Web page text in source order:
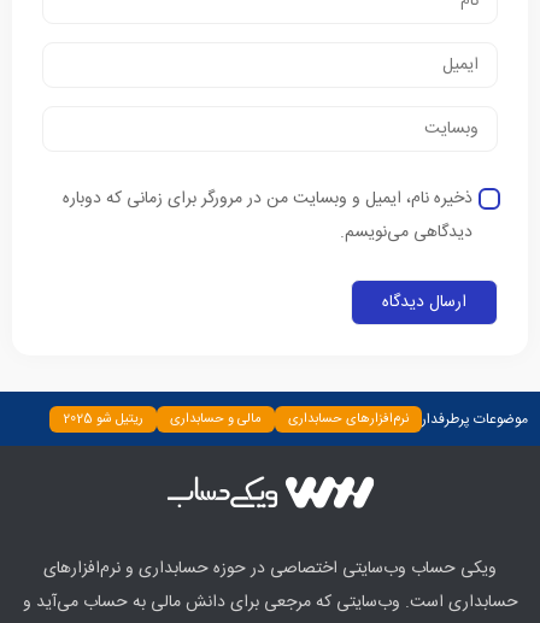
ذخیره نام، ایمیل و وبسایت من در مرورگر برای زمانی که دوباره
دیدگاهی می‌نویسم.
موضوعات پرطرفدار نرم‌افزارهای حسابداری مالی و حسابداری
ریتیل شو 2025
دسته‌بندی نشده
چپ چین بیمه و بانک اخبار ابزارها
ویکی حساب وب‌سایتی اختصاصی در حوزه حسابداری و نرم‌افزارهای
حسابداری است. وب‌سایتی که مرجعی برای دانش مالی به حساب می‌آید و